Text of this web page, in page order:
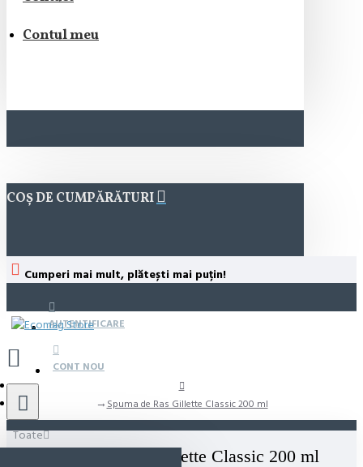
Contul meu
COȘ DE CUMPĂRĂTURI
Cumperi mai mult, plătești mai puțin!
AUTENTIFICARE
CONT NOU
Toate
Spuma de Ras Gillette Classic 200 ml
Spuma de Ras Gillette Classic 200 ml